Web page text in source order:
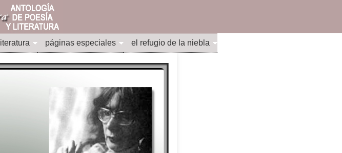
literatura páginas especiales el refugio de la niebla